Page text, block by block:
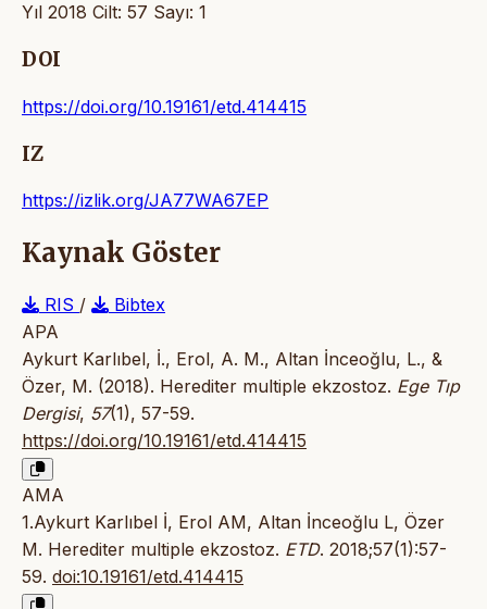
Yıl 2018 Cilt: 57 Sayı: 1
DOI
https://doi.org/10.19161/etd.414415
IZ
https://izlik.org/JA77WA67EP
Kaynak Göster
RIS /
Bibtex
APA
Aykurt Karlıbel, İ., Erol, A. M., Altan İnceoğlu, L., &
Özer, M. (2018). Herediter multiple ekzostoz. Ege Tıp
Dergisi, 57(1), 57-59.
https://doi.org/10.19161/etd.414415
AMA
1.Aykurt Karlıbel İ, Erol AM, Altan İnceoğlu L, Özer
M. Herediter multiple ekzostoz. ETD. 2018;57(1):57-
59. doi:10.19161/etd.414415